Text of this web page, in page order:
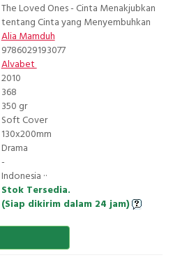
The Loved Ones - Cinta Menakjubkan
tentang Cinta yang Menyembuhkan
Alia Mamduh
9786029193077
Alvabet
2010
368
350 gr
Soft Cover
130x200mm
Drama
-
Indonesia ··
Stok Tersedia.
(Siap dikirim dalam 24 jam)